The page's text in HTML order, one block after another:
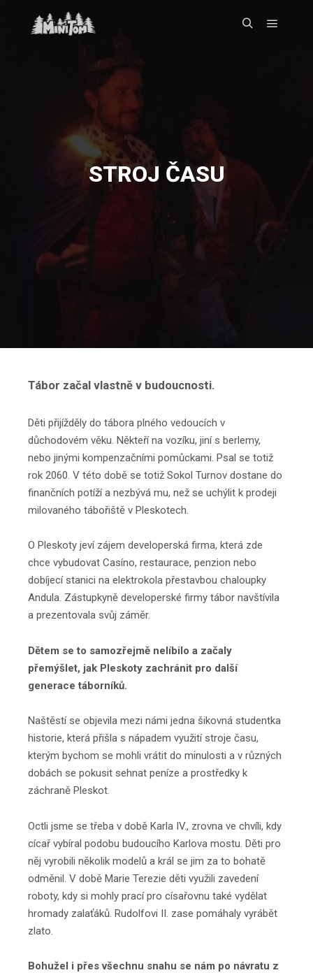
STROJ ČASU
Tábor začal vlastně v budoucnosti.
Děti přijížděly do tábora plného vedoucích v
důchodovém věku. Někteří na vozíku, jiní s berlemy,
nebo jinými kompenzačními pomůckami. Psal se totiž
rok 2060. V této době se totiž Sokol Turnov dostane do
finančních potíží a nezbývá mu, než se uchýlit k prodeji
milovaného tábořiště v Pleskotech.
O Pleskoty jeví zájem developerská firma, která zde
chce vybudovat Casíno, restaurace, penzion nebo
dobíjecí stanici na elektrokola přestavbou chaloupky
Andula. Zástupkyně developerské firmy tábor navštívila
a prezentovala svůj záměr.
Dětem se to samozřejmě nelíbilo a začaly
přemýšlet, jak Pleskoty zachránit pro další
generace táborníků.
Naštěstí se objevila mezi námi jedna šikovná studentka
historie, která přišla s nápadem využití stroje času,
kterým bychom se mohli vrátit do minulosti a v různých
dobách se pokusit sehnat peníze a prostředky k
záchraně Pleskot.
Octli jsme se třeba v době Karla IV., zrovna ve chvíli, kdy
cícař vybíral podobu budoucího Karlova mostu. Děti pro
něj vyrobili několik modelů a král se jim za to bohatě
odměnil. V době Marie Terezie děti využili zavedení
roboty, kdy si mohly prací pro císařovnu také vydělat
hromady zalaťáků. Rudolfovi II. zase pomáhaly vyrábět
zlato.
Bohužel i přes všechnu snahu se nám po návratu z